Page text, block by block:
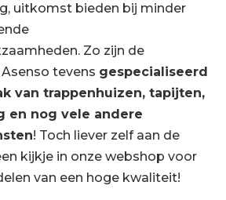
uitkomst bieden bij minder
Zo zijn de
tevens gespecialiseerd
van trappenhuizen, tapijten,
en nog vele andere
! Toch liever zelf aan de
kijkje in onze webshop voor
van een hoge kwaliteit!